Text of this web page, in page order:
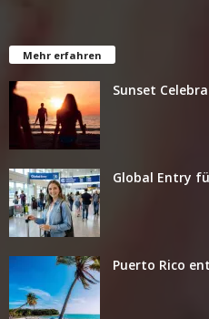
Mehr erfahren
Sunset
Global Entry
Puerto Rico